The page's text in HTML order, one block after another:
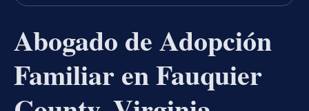
Abogado de Adopción
Familiar en Fauquier